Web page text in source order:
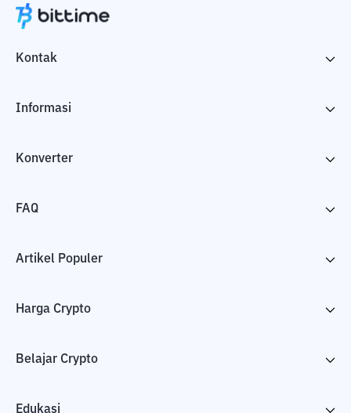
Kontak
Informasi
Konverter
FAQ
Artikel Populer
Harga Crypto
Belajar Crypto
Edukasi